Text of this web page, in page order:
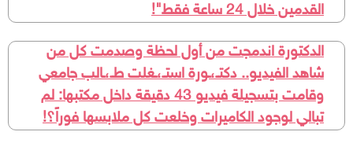
القدمين خلال 24 ساعة فقط"!
الدكتورة اندمجت من أول لحظة وصدمت كل من
شاهد الفيديو.. دكتـ،ـورة استـ،ـغلت طـ،ـالب جامعي
وقامت بتسجيلة فيديو 43 دقيقة داخل مكتبها: لم
تبالي لوجود الكاميرات وخلعت كل ملابسها فوراً؟!